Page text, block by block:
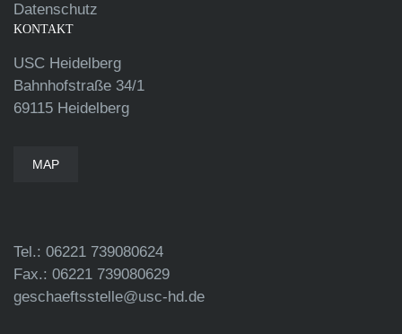
Datenschutz
KONTAKT
USC Heidelberg
Bahnhofstraße 34/1
69115 Heidelberg
MAP
Tel.: 06221 739080624
Fax.: 06221 739080629
geschaeftsstelle@usc-hd.de